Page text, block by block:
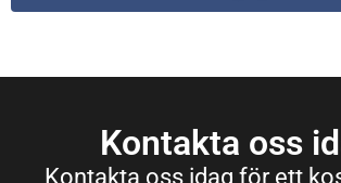
Kontakta oss
Kontakta oss idag för ett